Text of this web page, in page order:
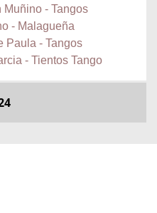
Muñino - Tangos
- Malagueña
Paula - Tangos
- Tientos Tango